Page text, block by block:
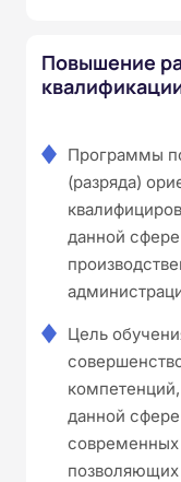
Повышение
Программы
(разряда)
данной
Цель
данной
современных
позволяющих